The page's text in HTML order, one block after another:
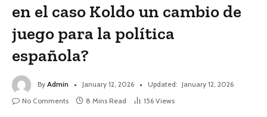
en el caso Koldo un cambio de
juego para la política
española?
By Admin January 12, 2026 Updated: January 12, 2026
No Comments
8 Mins Read 156 Views